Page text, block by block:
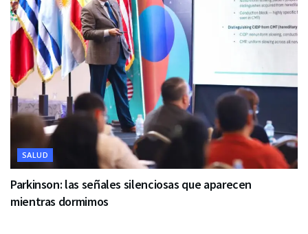
SALUD
Parkinson: las señales silenciosas que aparecen
mientras dormimos